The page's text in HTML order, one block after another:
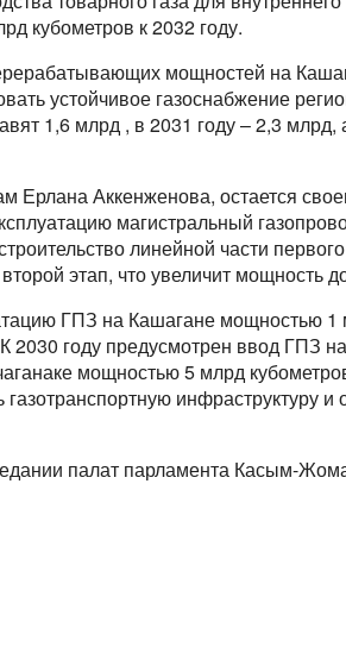
кубометров к 2032 году.
мощностей на
устойчивое газоснабжение
1,6 млрд , в 2031 году – 2,3 млрд,
Ерлана Аккенженова, остается
магистральный
линейной части
этап, что увеличит мощность
ГПЗ на Кашагане мощностью
2030 году предусмотрен ввод ГПЗ
мощностью 5 млрд
инфраструктуру
палат парламента Касым-